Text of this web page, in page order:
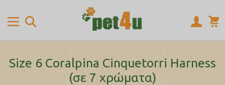
Size 6 Coralpina Cinquetorri Harness
(σε 7 χρώματα)